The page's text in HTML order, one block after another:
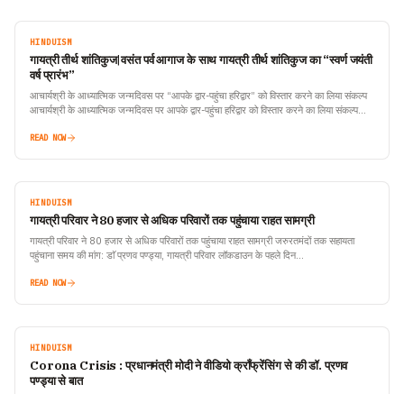
HINDUISM
गायत्री तीर्थ शांतिकुज|वसंत पर्व आगाज के साथ गायत्री तीर्थ शांतिकुज का “स्वर्ण जयंती
वर्ष प्रारंभ”
आचार्यश्री के आध्यात्मिक जन्मदिवस पर “आपके द्वार-पहुंचा हरिद्वार” को विस्तार करने का लिया संकल्प
आचार्यश्री के आध्यात्मिक जन्मदिवस पर आपके द्वार-पहुंचा हरिद्वार को विस्तार करने का लिया संकल्प…
READ NOW
HINDUISM
गायत्री परिवार ने 80 हजार से अधिक परिवारों तक पहुंचाया राहत सामग्री
गायत्री परिवार ने 80 हजार से अधिक परिवारों तक पहुंचाया राहत सामग्री जरुरतमंदों तक सहायता
पहुंचाना समय की मांग: डाॅ प्रणव पण्ड्या, गायत्री परिवार लॉकडाउन के पहले दिन…
READ NOW
HINDUISM
Corona Crisis : प्रधानमंत्री मोदी ने वीडियो क्रॉंफ्रेंसिंग से की डॉ. प्रणव
पण्ड्या से बात